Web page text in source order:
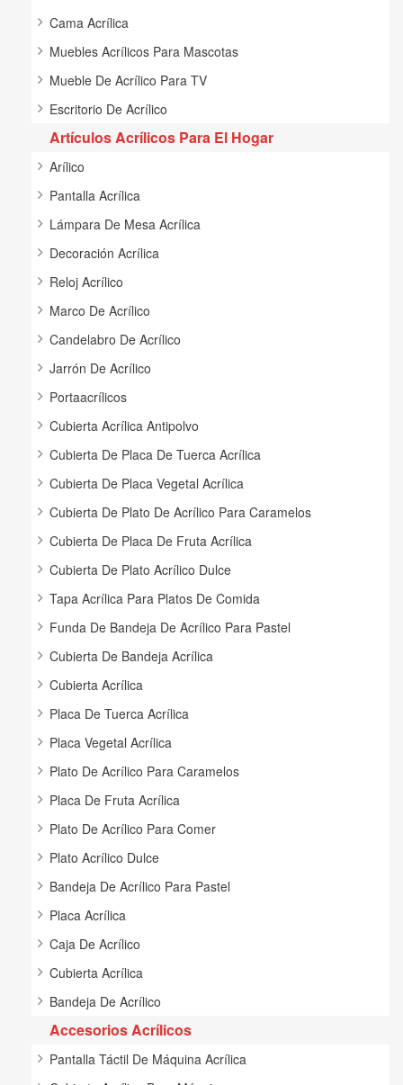
Cama Acrílica
Muebles Acrílicos Para Mascotas
Mueble De Acrílico Para TV
Escritorio De Acrílico
Artículos Acrílicos Para El Hogar
Arílico
Pantalla Acrílica
Lámpara De Mesa Acrílica
Decoración Acrílica
Reloj Acrílico
Marco De Acrílico
Candelabro De Acrílico
Jarrón De Acrílico
Portaacrílicos
Cubierta Acrílica Antipolvo
Cubierta De Placa De Tuerca Acrílica
Cubierta De Placa Vegetal Acrílica
Cubierta De Plato De Acrílico Para Caramelos
Cubierta De Placa De Fruta Acrílica
Cubierta De Plato Acrílico Dulce
Tapa Acrílica Para Platos De Comida
Funda De Bandeja De Acrílico Para Pastel
Cubierta De Bandeja Acrílica
Cubierta Acrílica
Placa De Tuerca Acrílica
Placa Vegetal Acrílica
Plato De Acrílico Para Caramelos
Placa De Fruta Acrílica
Plato De Acrílico Para Comer
Plato Acrílico Dulce
Bandeja De Acrílico Para Pastel
Placa Acrílica
Caja De Acrílico
Cubierta Acrílica
Bandeja De Acrílico
Accesorios Acrílicos
Pantalla Táctil De Máquina Acrílica